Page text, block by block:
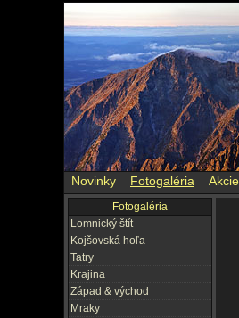
Novinky Fotogaléria Akcie
Fotogaléria
Lomnický štít
Kojšovská hoľa
Tatry
Krajina
Západ & východ
Mraky